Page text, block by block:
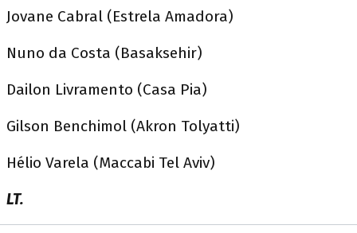
Jovane Cabral (Estrela Amadora)
Nuno da Costa (Basaksehir)
Dailon Livramento (Casa Pia)
Gilson Benchimol (Akron Tolyatti)
Hélio Varela (Maccabi Tel Aviv)
LT.